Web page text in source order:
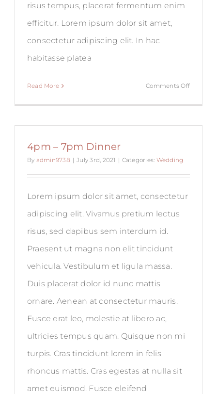
risus tempus, placerat fermentum enim
efficitur. Lorem ipsum dolor sit amet,
consectetur adipiscing elit. In hac
habitasse platea
Read More Comments Offon
4pm
4pm – 7pm Dinner
By admin9738 | July 3rd, 2021 | Categories: Wedding
Lorem ipsum dolor sit amet, consectetur
adipiscing elit. Vivamus pretium lectus
risus, sed dapibus sem interdum id.
Praesent ut magna non elit tincidunt
vehicula. Vestibulum et ligula massa.
Duis placerat dolor id nunc mattis
ornare. Aenean at consectetur mauris.
Fusce erat leo, molestie at libero ac,
ultricies tempus quam. Quisque non mi
turpis. Cras tincidunt lorem in felis
rhoncus mattis. Cras egestas at nulla sit
amet euismod. Fusce eleifend